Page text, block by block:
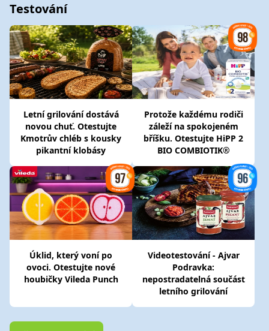
Testování
Letní grilování dostává
novou chuť. Otestujte
Kmotrův chléb s kousky
pikantní klobásy
Protože každému rodiči
záleží na spokojeném
bříšku. Otestujte HiPP 2
BIO COMBIOTIK®
Úklid, který voní po
ovoci. Otestujte nové
houbičky Vileda Punch
Videotestování - Ajvar
Podravka:
nepostradatelná součást
letního grilování